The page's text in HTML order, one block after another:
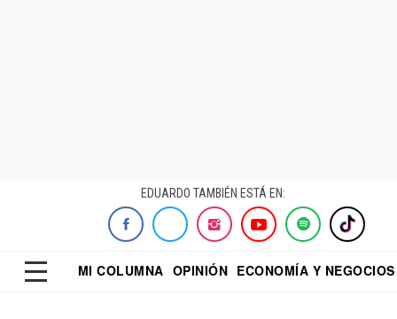
EDUARDO TAMBIÉN ESTÁ EN:
MI COLUMNA OPINIÓN ECONOMÍA Y NEGOCIOS